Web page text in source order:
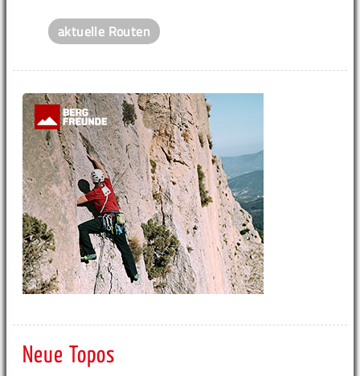
aktuelle Routen
Neue Topos